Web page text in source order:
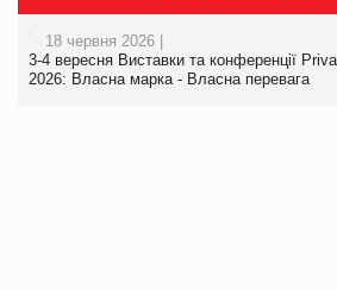
18 червня 2026 |
3-4 вересня Виставки та конференції
2026: Власна марка - Власна перевага